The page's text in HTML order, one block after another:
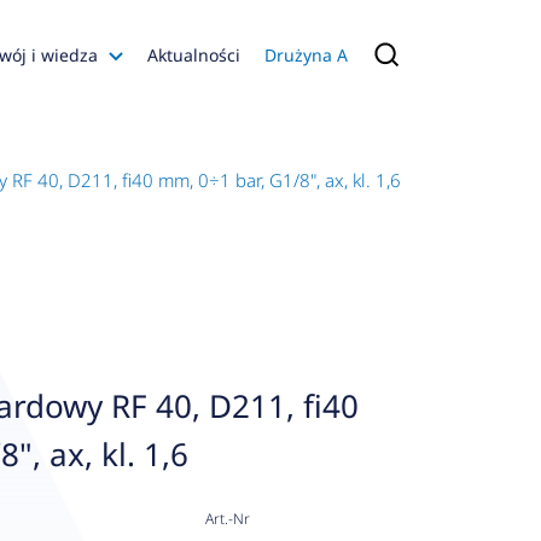
i wiedza
Konfiguratory
Aktualności Drużyna A
40, D211, fi40 mm, 0÷1 bar, G1/8", ax, kl. 1,6
RF 40, D211, fi40
ax, kl. 1,6
Art.-Nr